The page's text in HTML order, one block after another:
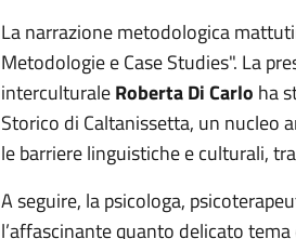
La narrazione metodologica
Metodologie e Case Studies". La
interculturaleRoberta Di Carlo ha
Storico di Caltanissetta, un nucleo
le barriere linguistiche e culturali,
A seguire, la psicologa,
l’affascinante quanto delicato